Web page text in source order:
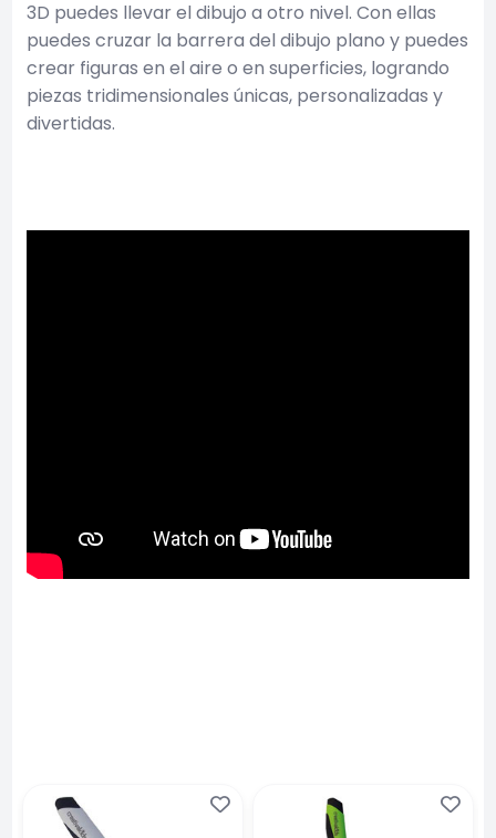
3D puedes llevar el dibujo a otro nivel. Con ellas
puedes cruzar la barrera del dibujo plano y puedes
crear figuras en el aire o en superficies, logrando
piezas tridimensionales únicas, personalizadas y
divertidas.